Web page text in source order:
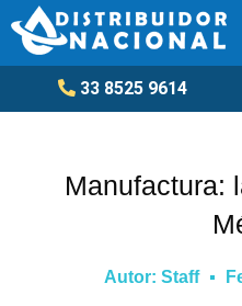
al
contenido
33 8525 9614
Manufactura:
Autor: Staff